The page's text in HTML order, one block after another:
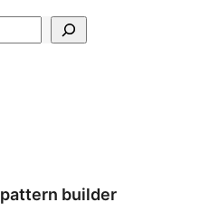
pattern builder